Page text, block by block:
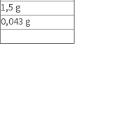
1,5 g
0,043 g